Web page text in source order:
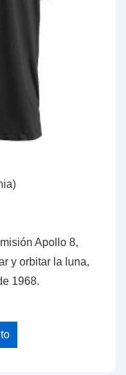
Apollo 8,
y orbitar la luna,
1968.